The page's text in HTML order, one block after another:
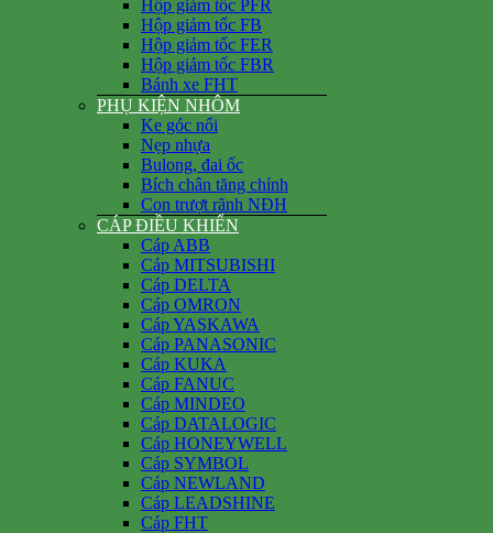
Hộp giảm tốc PFR
Hộp giảm tốc FB
Hộp giảm tốc FER
Hộp giảm tốc FBR
Bánh xe FHT
PHỤ KIỆN NHÔM
Ke góc nổi
Nẹp nhựa
Bulong, đai ốc
Bích chân tăng chỉnh
Con trượt rãnh NĐH
CÁP ĐIỀU KHIỂN
Cáp ABB
Cáp MITSUBISHI
Cáp DELTA
Cáp OMRON
Cáp YASKAWA
Cáp PANASONIC
Cáp KUKA
Cáp FANUC
Cáp MINDEO
Cáp DATALOGIC
Cáp HONEYWELL
Cáp SYMBOL
Cáp NEWLAND
Cáp LEADSHINE
Cáp FHT